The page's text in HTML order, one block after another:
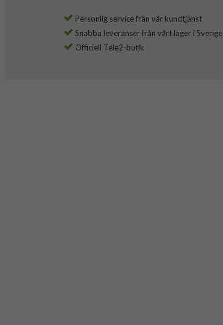
Personlig service från vår kundtjänst
Snabba leveranser från vårt lager i Sverige
Officiell Tele2-butik